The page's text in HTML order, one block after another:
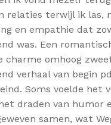
relaties terwijl ik las,
en empathie dat
was. Een
charme omhoog
verhaal van begin
Soms voelde het
draden van humor
samen, wat